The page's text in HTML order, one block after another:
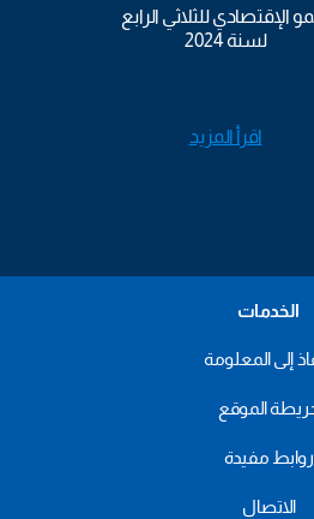
الإقتصادي للثلاثي الرابع
لسنة 2024
اقرأ المزيد
الخدمات
إلى المعلومة
الموقع
روابط مفيدة
الاتصال